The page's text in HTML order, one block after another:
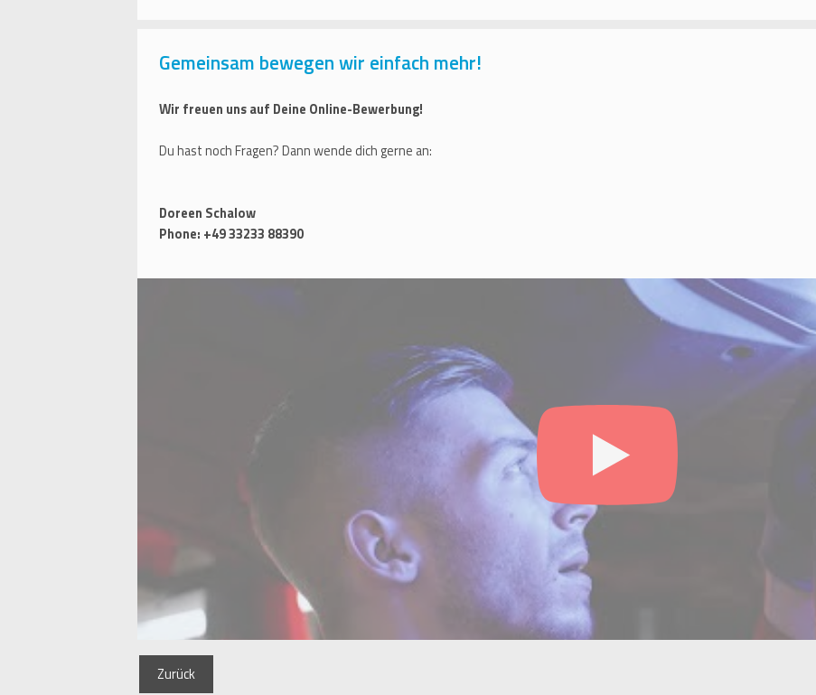
Gemeinsam bewegen wir einfach mehr!
Wir freuen uns auf Deine Online-Bewerbung!
Du hast noch Fragen? Dann wende dich gerne an:
Doreen Schalow
Phone: +49 33233 88390
Zurück